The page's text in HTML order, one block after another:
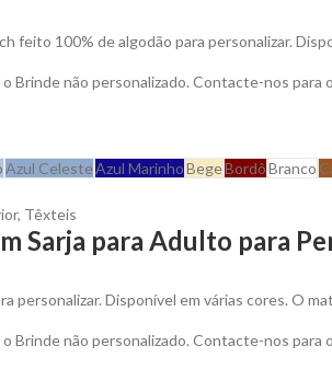
feito 100% de algodão para personalizar.
Brinde não personalizado. Contacte-nos
Azul CelesteAzul MarinhoBegeBordôBranco
, Têxteis
Sarja para Adulto para
personalizar. Disponível em várias cores. O
Brinde não personalizado. Contacte-nos